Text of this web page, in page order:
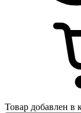
Товар добавлен в